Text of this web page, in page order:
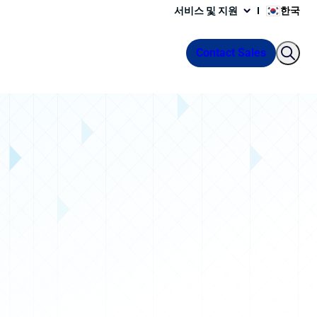
서비스 및 지원 한국
Contact Sales